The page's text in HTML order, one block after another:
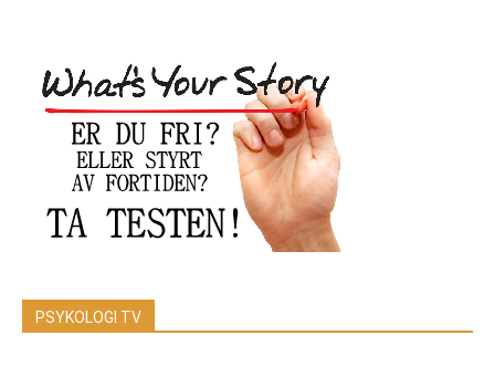
PSYKOLOGI TV